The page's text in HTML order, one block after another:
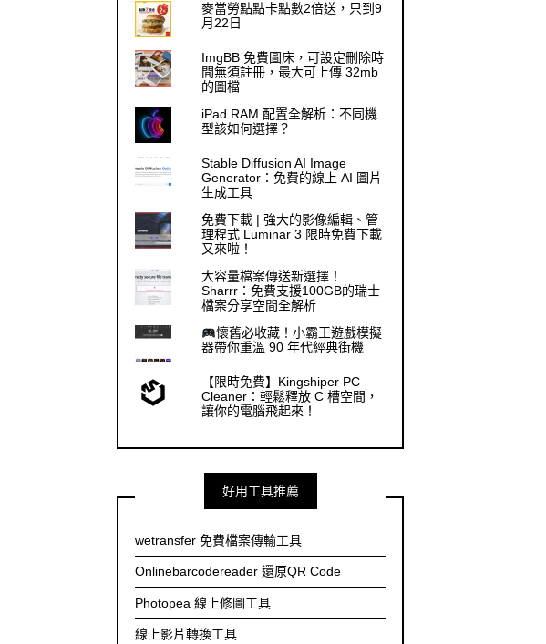
麥當勞點點卡點數2倍送，只到9
月22日
ImgBB 免費圖床，可設定刪除時
間無須註冊，最大可上傳 32mb
的圖檔
iPad RAM 配置全解析：不同機
型該如何選擇？
Stable Diffusion AI Image
Generator：免費的線上 AI 圖片
生成工具
免費下載 | 強大的影像編輯、管
理程式 Luminar 3 限時免費下載
又來啦！
大容量檔案傳送新選擇！
Sharrr：免費支援100GB的瑞士
檔案分享空間全解析
懷舊必收藏！小霸王遊戲模擬
器帶你重溫 90 年代經典街機
【限時免費】Kingshiper PC
Cleaner：輕鬆釋放 C 槽空間，
讓你的電腦飛起來！
好用工具推薦
wetransfer 免費檔案傳輸工具
Onlinebarcodereader 還原QR Code
Photopea 線上修圖工具
線上影片轉換工具